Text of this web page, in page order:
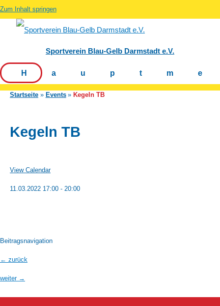
Zum Inhalt springen
Sportverein Blau-Gelb Darmstadt e.V.
Startseite Events Kegeln TB
Kegeln TB
View Calendar
11.03.2022 17:00 - 20:00
Beitragsnavigation
← zurück
weiter →